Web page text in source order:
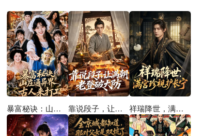
暴富秘诀：山庄通异界古人来打工 靠说段子，让满朝老登大破大防 祥瑞降世，满宫珍视护长宁